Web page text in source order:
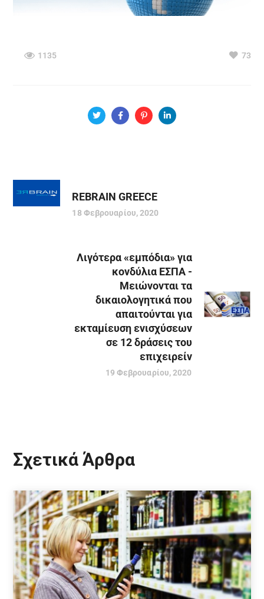
1135 73
REBRAIN GREECE
18 Φεβρουαρίου, 2020
Λιγότερα «εμπόδια» για
κονδύλια ΕΣΠΑ -
Μειώνονται τα
δικαιολογητικά που
απαιτούνται για
εκταμίευση ενισχύσεων
σε 12 δράσεις του
επιχειρείν
19 Φεβρουαρίου, 2020
Σχετικά Άρθρα